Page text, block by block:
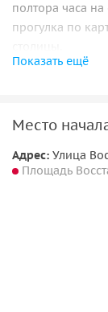
полтора часа
прогулка по
• величие
• парадный
Показать ещё
Место
Адрес: Улица
Площадь